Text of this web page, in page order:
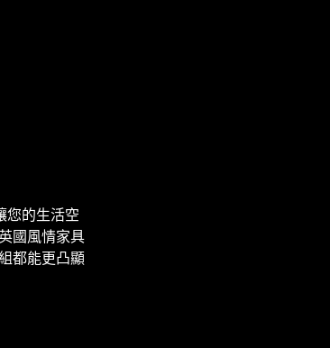
您的生活空
國風情家具
都能更凸顯